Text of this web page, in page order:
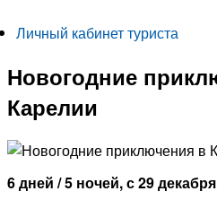
Личный кабинет туриста
Новогодние
Карелии
6 дней / 5 ночей, с 29